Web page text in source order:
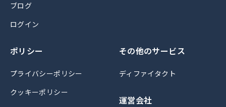
ブログ
ログイン
ポリシー
プライバシーポリシー
クッキーポリシー
その他のサービス
ディファイタクト
運営会社